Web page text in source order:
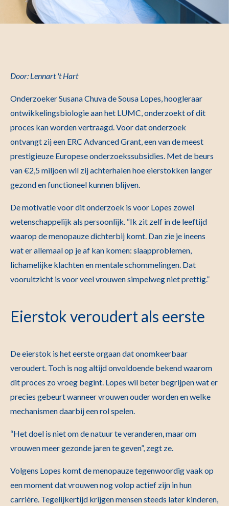
Door: Lennart 't Hart
Onderzoeker Susana Chuva de Sousa Lopes, hoogleraar
ontwikkelingsbiologie aan het LUMC, onderzoekt of dit
proces kan worden vertraagd. Voor dat onderzoek
ontvangt zij een ERC Advanced Grant, een van de meest
prestigieuze Europese onderzoekssubsidies. Met de beurs
van €2,5 miljoen wil zij achterhalen hoe eierstokken langer
gezond en functioneel kunnen blijven.
De motivatie voor dit onderzoek is voor Lopes zowel
wetenschappelijk als persoonlijk. “Ik zit zelf in de leeftijd
waarop de menopauze dichterbij komt. Dan zie je ineens
wat er allemaal op je af kan komen: slaapproblemen,
lichamelijke klachten en mentale schommelingen. Dat
vooruitzicht is voor veel vrouwen simpelweg niet prettig.”
Eierstok veroudert als eerste
De eierstok is het eerste orgaan dat onomkeerbaar
veroudert. Toch is nog altijd onvoldoende bekend waarom
dit proces zo vroeg begint. Lopes wil beter begrijpen wat er
precies gebeurt wanneer vrouwen ouder worden en welke
mechanismen daarbij een rol spelen.
“Het doel is niet om de natuur te veranderen, maar om
vrouwen meer gezonde jaren te geven”, zegt ze.
Volgens Lopes komt de menopauze tegenwoordig vaak op
een moment dat vrouwen nog volop actief zijn in hun
carrière. Tegelijkertijd krijgen mensen steeds later kinderen,